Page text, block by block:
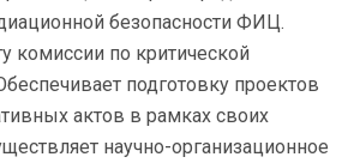
безопасности ФИЦ.
комиссии по критической
подготовку проектов
актов в рамках своих
научно-организационное